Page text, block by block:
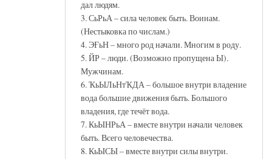
дал людям.
3. СьРьА – сила человек быть. Воинам.
(Нестыковка по числам.)
4. ЭҒьН – много род начали. Многим в роду.
5. ЙР – люди. (Возможно пропущена Ы).
Мужчинам.
6. ҠьЫЛьНтҠДА – большое внутри владение
вода большие движения быть. Большого
владения, где течёт вода.
7. КьЫНРьА – вместе внутри начали человек
быть. Всего человечества.
8. КьЫСЫ – вместе внутри силы внутри.